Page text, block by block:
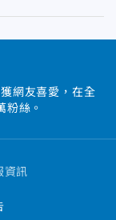
網友喜愛，在全
粉絲。
資訊